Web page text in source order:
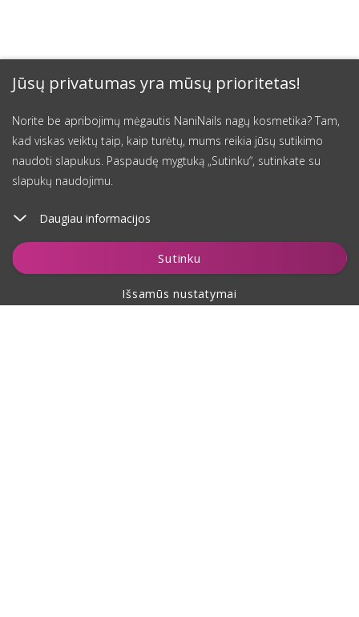
Jūsų privatumas yra mūsų prioritetas!
Norite be apribojimų mėgautis NaniNails nagų kosmetika? Tam,
kad viskas veiktų taip, kaip turėtų, mums reikia jūsų sutikimo
naudoti slapukus. Paspaudę mygtuką „Sutinku“, sutinkate su
slapukų naudojimu.
Daugiau informacijos
Sutinku
Išsamūs nustatymai
Įdėti į krepšelį